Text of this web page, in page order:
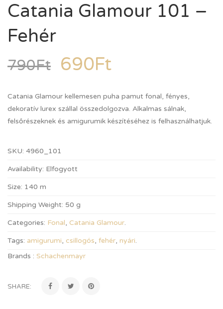
Catania Glamour 101 –
Fehér
790Ft 690Ft
Catania Glamour kellemesen puha pamut fonal, fényes,
dekoratív lurex szállal összedolgozva. Alkalmas sálnak,
felsőrészeknek és amigurumik készítéséhez is felhasználhatjuk.
SKU: 4960_101
Availability: Elfogyott
Size: 140 m
Shipping Weight: 50 g
Categories: Fonal, Catania Glamour.
Tags: amigurumi, csillogós, fehér, nyári.
Brands : Schachenmayr
SHARE: